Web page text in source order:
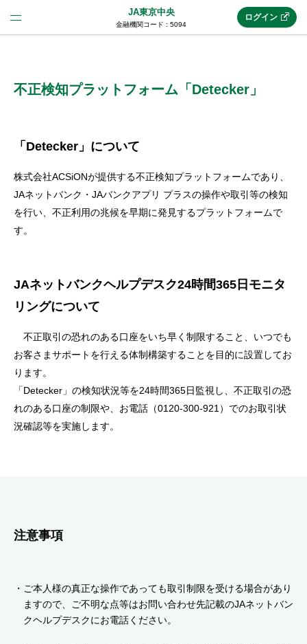
JA東京中央
金融機関コード : 5094
(法人JAネットバンク)
メリット
使い方
困った時は
ログイン
不正検知プラットフォーム「Detecker」
「Detecker」について
株式会社ACSiONが提供する不正検知プラットフォームであり、
JAネットバンク・JAバンクアプリ プラスの操作や取引等の検知
を行い、不正利用の兆候を早期に発見するプラットフォームで
す。
JAネットバンクヘルプデスク24時間365日モニタ
リングについて
不正取引の恐れのある口座をいち早く制限すること、いつでも
お客さまサポートを行える体制構築することを目的に設置してお
ります。
「Detecker」の検知状況等を24時間365日監視し、不正取引の恐
れのある口座の制限や、お電話（0120-300-921）でのお取引状
況確認等を実施します。
注意事項
ご本人様の真正な操作であっても取引制限を受ける場合があり
ますので、ご不明な点等はお問い合わせ先記載のJAネットバン
クヘルプデスクにお電話ください。